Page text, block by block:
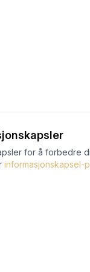
for å forbedre
informasjonskapsel-